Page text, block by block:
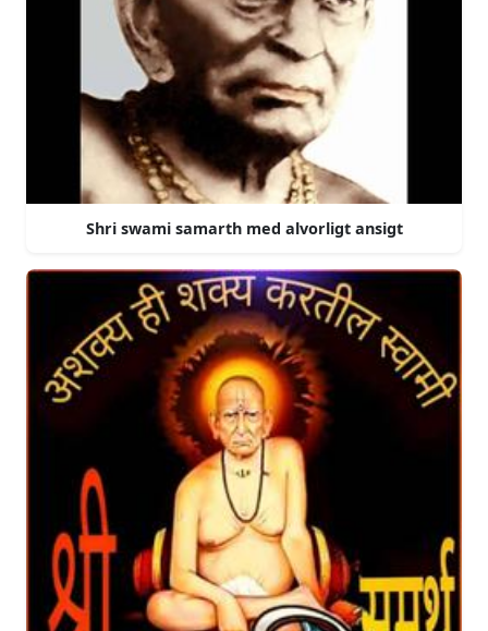
Shri swami samarth med alvorligt ansigt